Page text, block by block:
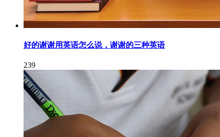
好的谢谢用英语怎么说，谢谢的三种英语
239